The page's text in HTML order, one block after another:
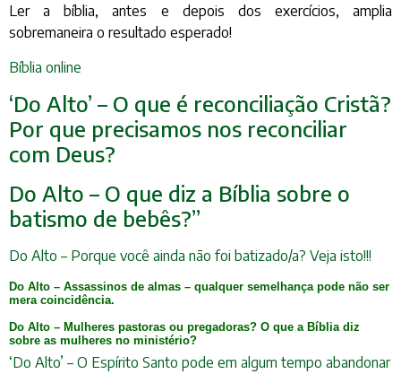
Ler a bíblia, antes e depois dos exercícios, amplia
sobremaneira o resultado esperado!
Bíblia online
‘Do Alto’ – O que é reconciliação Cristã?
Por que precisamos nos reconciliar
com Deus?
Do Alto – O que diz a Bíblia sobre o
batismo de bebês?”
Do Alto – Porque você ainda não foi batizado/a? Veja isto!!!
Do Alto – Assassinos de almas – qualquer semelhança pode não ser
mera coincidência.
Do Alto – Mulheres pastoras ou pregadoras? O que a Bíblia diz
sobre as mulheres no ministério?
‘Do Alto’ – O Espírito Santo pode em algum tempo abandonar